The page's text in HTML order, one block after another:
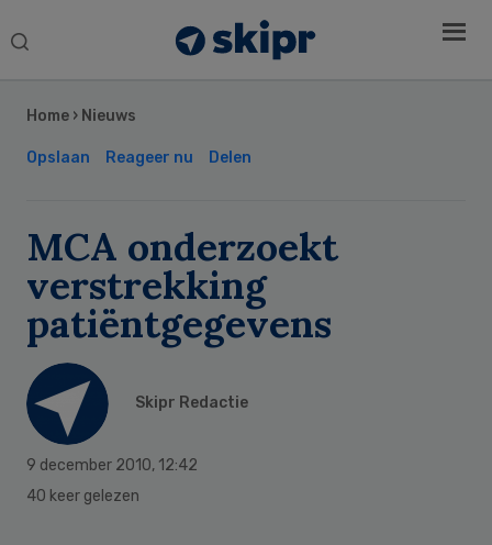
Search
Home › Nieuws
Opslaan Reageer nu Delen
MCA onderzoekt
verstrekking
patiëntgegevens
Skipr Redactie
9 december 2010, 12:42
40 keer gelezen
Sidebar